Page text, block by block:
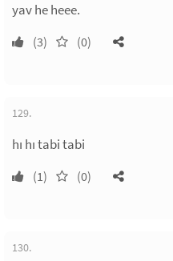
yav he heee.
(3) (0)
129.
hı hı tabi tabi
(1) (0)
130.